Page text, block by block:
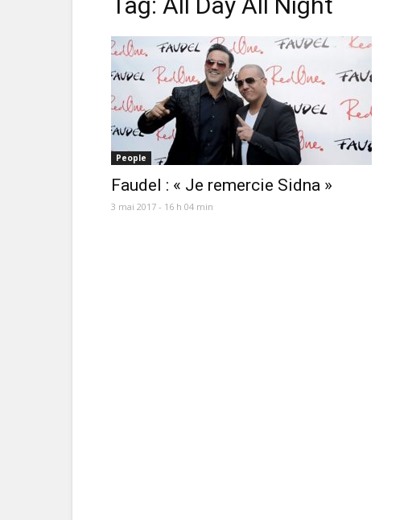
People
Faudel : « Je remercie Sidna »
3 mai 2017 - 16 h 04 min